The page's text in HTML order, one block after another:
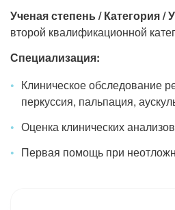
Ученая степень / Категория /
второй квалификационной
Специализация:
Клиническое обследование
перкуссия, пальпация,
Оценка клинических
Первая помощь при